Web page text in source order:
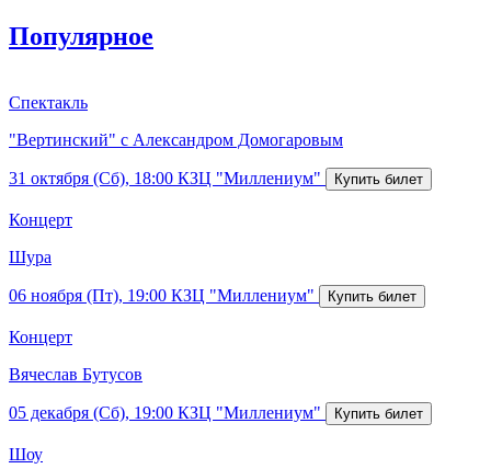
Популярное
Спектакль
"Вертинский" с Александром Домогаровым
31 октября (Сб), 18:00 КЗЦ "Миллениум"
Концерт
Шура
06 ноября (Пт), 19:00 КЗЦ "Миллениум"
Концерт
Вячеслав Бутусов
05 декабря (Сб), 19:00 КЗЦ "Миллениум"
Шоу